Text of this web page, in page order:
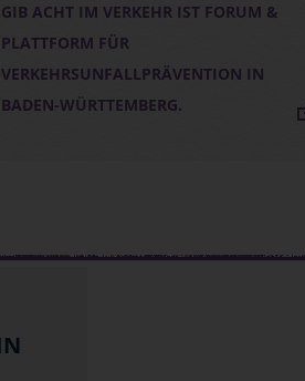
GIB ACHT IM VERKEHR IST FORUM &
PLATTFORM FÜR
VERKEHRSUNFALLPRÄVENTION IN
BADEN-WÜRTTEMBERG.